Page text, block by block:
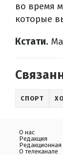
во время
которые
Кстати.
СПОРТ
О нас
Редакция
Редакционная
О телеканале